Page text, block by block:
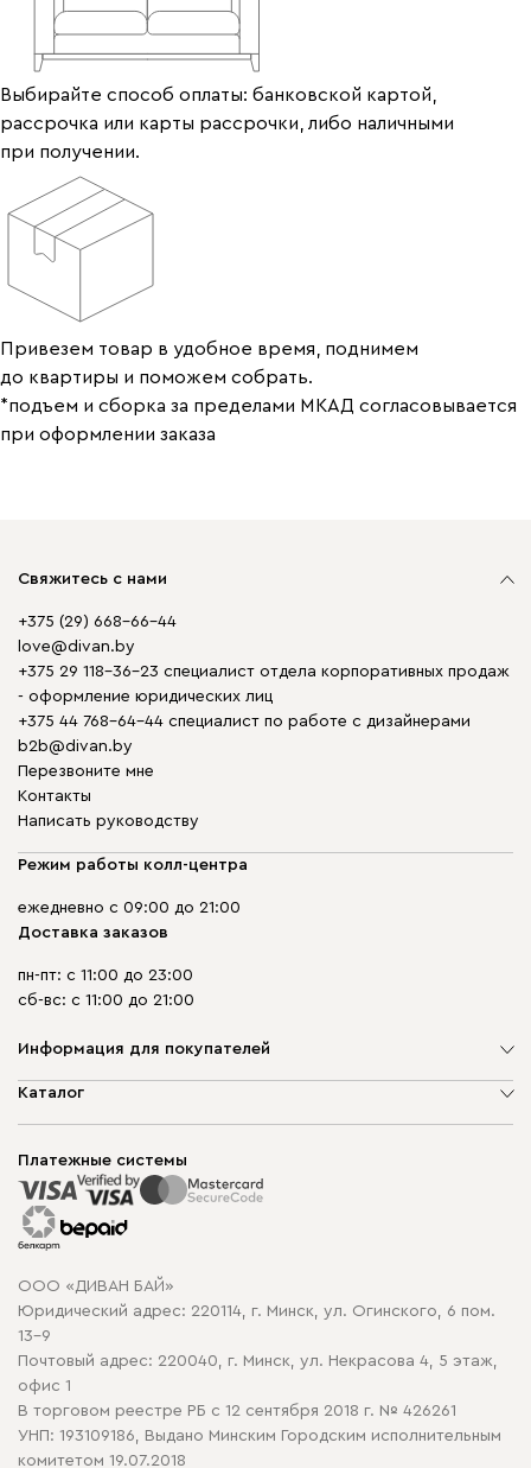
Выбирайте способ оплаты: банковской картой,
рассрочка или карты рассрочки, либо наличными
при получении.
Привезем товар в удобное время, поднимем
до квартиры и поможем собрать.
*подъем и сборка за пределами МКАД согласовывается
при оформлении заказа
Свяжитесь с нами
+375 (29) 668-66-44
love@divan.by
+375 29 118-36-23 специалист отдела корпоративных продаж
- оформление юридических лиц
+375 44 768-64-44 специалист по работе с дизайнерами
b2b@divan.by
Перезвоните мне
Контакты
Написать руководству
Режим работы колл-центра
ежедневно с 09:00 до 21:00
Доставка заказов
пн-пт: с 11:00 до 23:00
сб-вс: с 11:00 до 21:00
Информация для покупателей
О компании
Способы оплаты
Рассрочка и кредит
Гарантия
Карта сайта
Политика конфиденциальности
Политика в отношении обработки cookie
Каталог
Корпусная мебель
Распродажа мебели
Платежные системы
ООО «ДИВАН БАЙ»
Юридический адрес: 220114, г. Минск, ул. Огинского, 6 пом.
13-9
Почтовый адрес: 220040, г. Минск, ул. Некрасова 4, 5 этаж,
офис 1
В торговом реестре РБ с 12 сентября 2018 г. № 426261
УНП: 193109186, Выдано Минским Городским исполнительным
комитетом 19.07.2018